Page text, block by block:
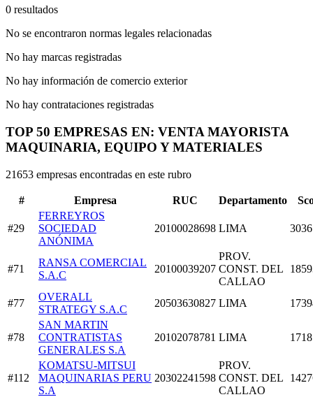
0 resultados
No se encontraron normas legales relacionadas
No hay marcas registradas
No hay información de comercio exterior
No hay contrataciones registradas
TOP 50 EMPRESAS EN: VENTA MAYORISTA
MAQUINARIA, EQUIPO Y MATERIALES
21653 empresas encontradas en este rubro
# Empresa RUC Departamento
#29
FERREYROS
SOCIEDAD
ANÓNIMA
20100028698 LIMA
#71
RANSA COMERCIAL
S.A.C
20100039207
PROV.
CONST. DEL
CALLAO
#77
OVERALL
STRATEGY S.A.C
20503630827 LIMA
#78
SAN MARTIN
CONTRATISTAS
GENERALES S.A
20102078781 LIMA
#112
KOMATSU-MITSUI
MAQUINARIAS PERU
S.A
20302241598
PROV.
CONST. DEL
CALLAO